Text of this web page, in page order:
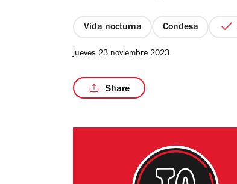
Vida nocturna Condesa
jueves 23 noviembre 2023
Share